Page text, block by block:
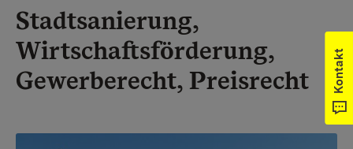
Stadtsanierung,
Wirtschaftsförderung,
Gewerberecht, Preisrecht
Kontakt